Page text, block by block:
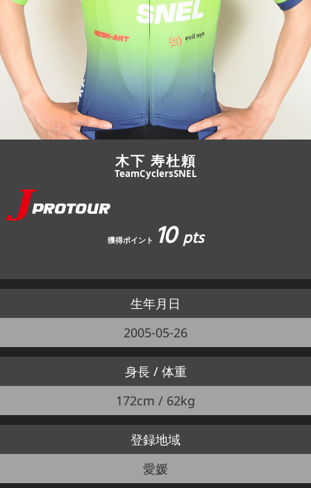
木下 寿杜頼
TeamCyclersSNEL
獲得ポイント 10pts
生年月日
2005-05-26
身長 / 体重
172cm / 62kg
登録地域
愛媛